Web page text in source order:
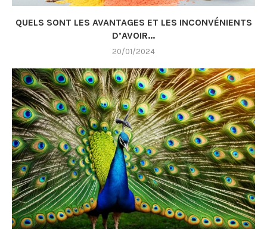
QUELS SONT LES AVANTAGES ET LES INCONVÉNIENTS
D’AVOIR...
20/01/2024